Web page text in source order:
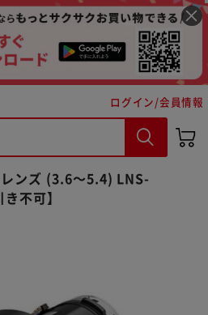
ログイン/会員情報
ンズ (3.6～5.4) LNS-
不可】